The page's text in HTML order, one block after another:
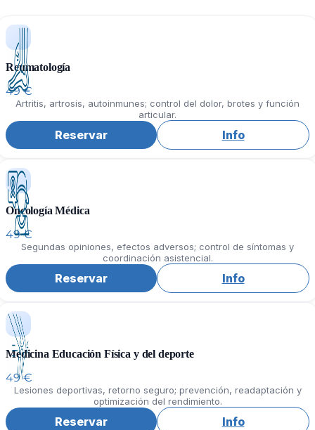
Reumatología
49 €
Artritis, artrosis, autoinmunes; control del dolor, brotes y función
articular.
Reservar Info
Oncología Médica
49 €
Segundas opiniones, efectos adversos; control de síntomas y
coordinación asistencial.
Reservar Info
Medicina Educación Física y del deporte
49 €
Lesiones deportivas, retorno seguro; prevención, readaptación y
optimización del rendimiento.
Reservar Info